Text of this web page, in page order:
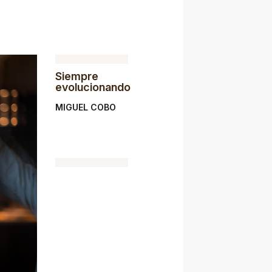
Siempre
evolucionando
MIGUEL COBO